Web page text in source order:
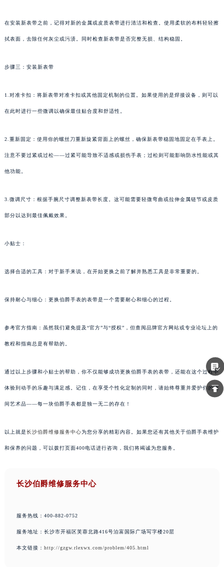
在安装新表带之前，记得对新的金属或皮质表带进行清洁和检查。使用柔软的布料轻轻擦
拭表面，去除任何灰尘或污渍。同时检查新表带是否完整无损、结构稳固。
步骤三：安装新表带
1.对准卡扣：将新表带对准卡扣或其他固定机制的位置。如果使用的是焊接设备，则可以
在此时进行一些微调以确保最佳贴合度和舒适性。
2.重新固定：使用你的螺丝刀重新旋紧背面上的螺丝，确保新表带稳固地固定在手表上。
注意不要过紧或过松——过紧可能导致不适感或损伤手表；过松则可能影响防水性能或其
他功能。
3.微调尺寸：根据手腕尺寸调整新表带长度。这可能需要轻微弯曲或拉伸金属链节或皮质
部分以达到最佳佩戴效果。
小贴士：
选择合适的工具：对于新手来说，在开始更换之前了解并熟悉工具是非常重要的。
保持耐心与细心：更换伯爵手表的表带是一个需要耐心和细心的过程。
参考官方指南：虽然我们避免提及“官方”与“授权”，但查阅品牌官方网站或专业论坛上的
教程和指南总是有帮助的。
通过以上步骤和小贴士的帮助，你不仅能够成功更换伯爵手表的表带，还能在这个过程中
体验到动手的乐趣与满足感。记住，在享受个性化定制的同时，请始终尊重并爱护你的腕
间艺术品——每一块伯爵手表都是独一无二的存在！
以上就是长沙伯爵维修服务中心为您分享的精彩内容。如果您还有其他关于伯爵手表维护
和保养的问题，可以拨打页面400电话进行咨询，我们将竭诚为您服务。
长沙伯爵维修服务中心
服务热线：400-882-0752
服务地址：长沙市开福区芙蓉北路416号泊富国际广场写字楼20层
本文链接： http://gzgw.rlexwx.com/problem/405.html